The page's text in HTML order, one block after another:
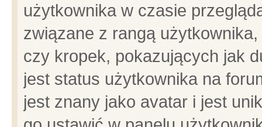
użytkownika w czasie
związane z rangą
czy kropek, pokazujących jak
jest status użytkownika na
jest znany jako avatar i jest